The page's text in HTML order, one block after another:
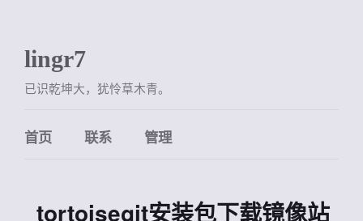
lingr7
已识乾坤大，犹怜草木青。
首页 联系 管理
tortoisegit安装包下载镜像站